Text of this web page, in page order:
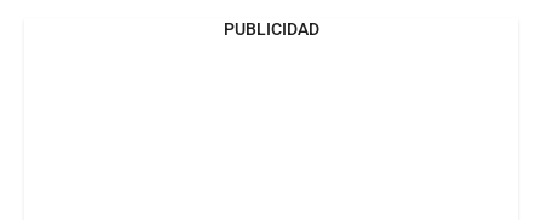
PUBLICIDAD